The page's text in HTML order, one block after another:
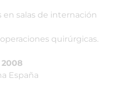
salas de internación
quirúrgicas.
España